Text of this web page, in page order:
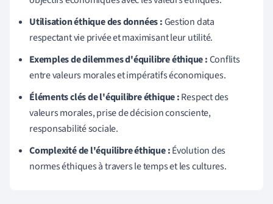
Utilisation éthique des données :Gestion data
respectant vie privée et maximisant leur utilité.
Exemples de dilemmes d'équilibre éthique :Conflits
entre valeurs morales et impératifs économiques.
Éléments clés de l'équilibre éthique :Respect des
valeurs morales, prise de décision consciente,
responsabilité sociale.
Complexité de l'équilibre éthique :Évolution des
normes éthiques à travers le temps et les cultures.